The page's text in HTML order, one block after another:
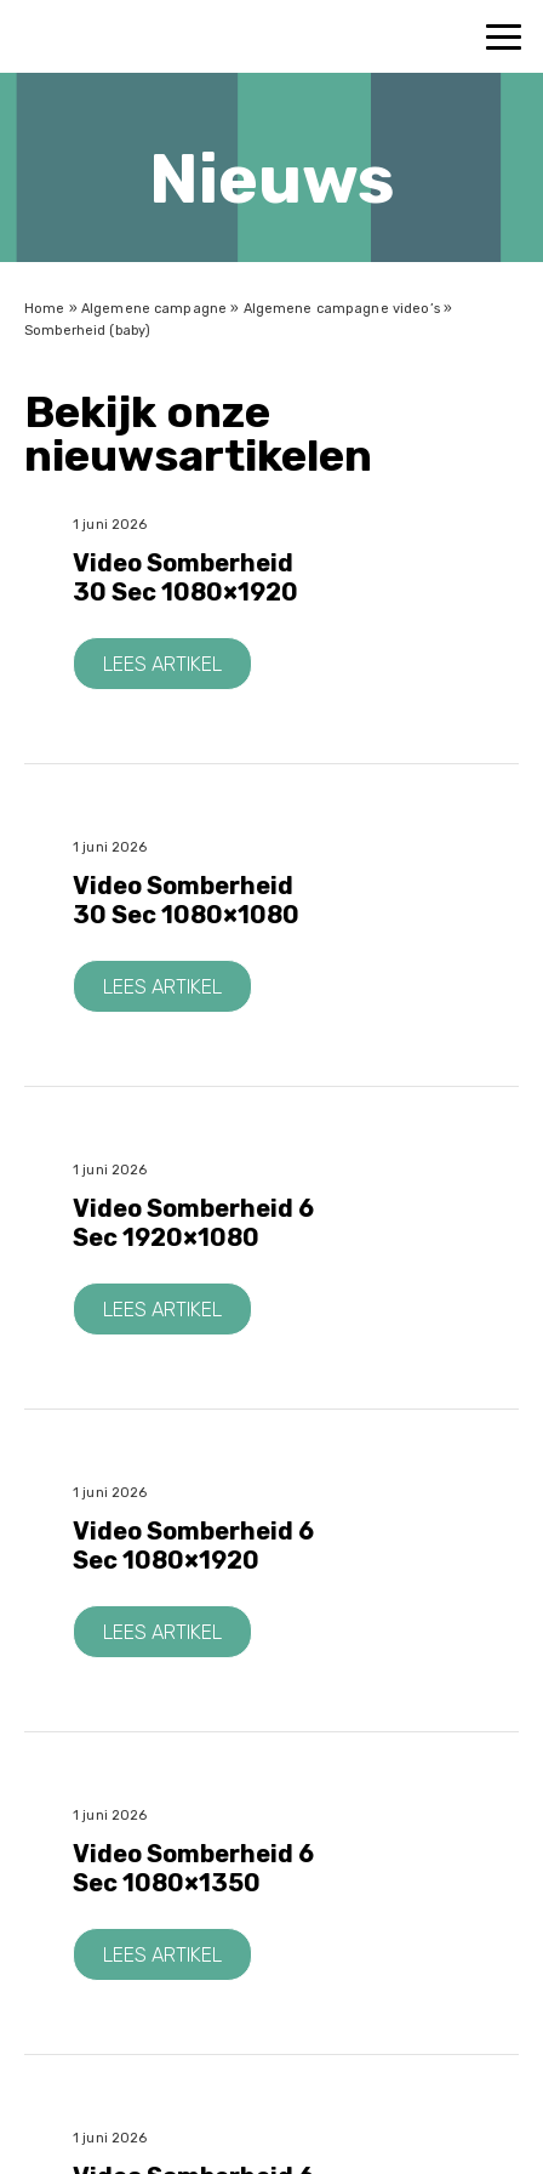
Nieuws
Home » Algemene campagne » Algemene campagne video’s»
Somberheid (baby)
Bekijk onze
nieuwsartikelen
1 juni 2026
Video Somberheid
30 Sec 1080×1920
LEES ARTIKEL
1 juni 2026
Video Somberheid
30 Sec 1080×1080
LEES ARTIKEL
1 juni 2026
Video Somberheid 6
Sec 1920×1080
LEES ARTIKEL
1 juni 2026
Video Somberheid 6
Sec 1080×1920
LEES ARTIKEL
1 juni 2026
Video Somberheid 6
Sec 1080×1350
LEES ARTIKEL
1 juni 2026